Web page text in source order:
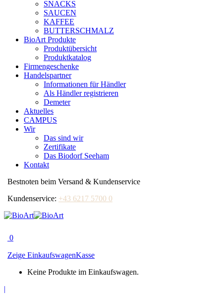
SNACKS
SAUCEN
KAFFEE
BUTTERSCHMALZ
BioArt Produkte
Produktübersicht
Produktkatalog
Firmengeschenke
Handelspartner
Informationen für Händler
Als Händler registrieren
Demeter
Aktuelles
CAMPUS
Wir
Das sind wir
Zertifikate
Das Biodorf Seeham
Kontakt
Bestnoten beim Versand & Kundenservice
Kundenservice: +43 6217 5700 0
0
Zeige EinkaufswagenKasse
Keine Produkte im Einkaufswagen.
|